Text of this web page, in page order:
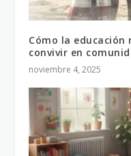
Cómo la educación
convivir en
noviembre 4, 2025